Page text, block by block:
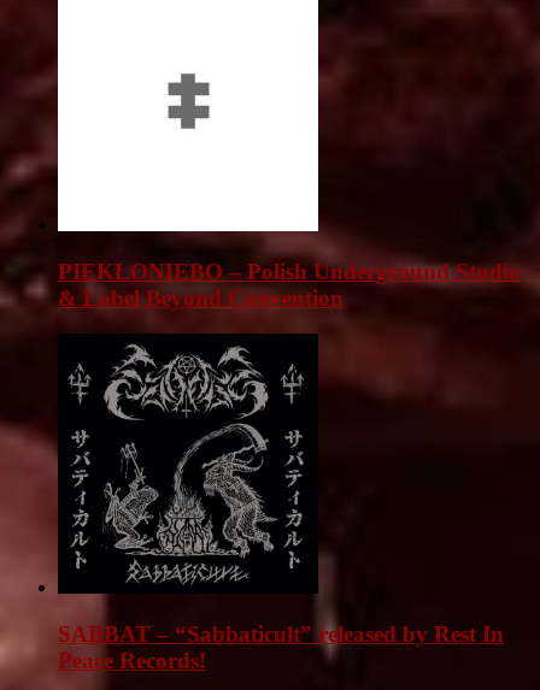
PIEKŁONIEBO – Polish Underground Studio
& Label Beyond Convention
SABBAT – “Sabbaticult” released by Rest In
Peace Records!